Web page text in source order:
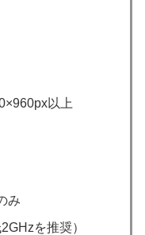
以上
み
を推奨）